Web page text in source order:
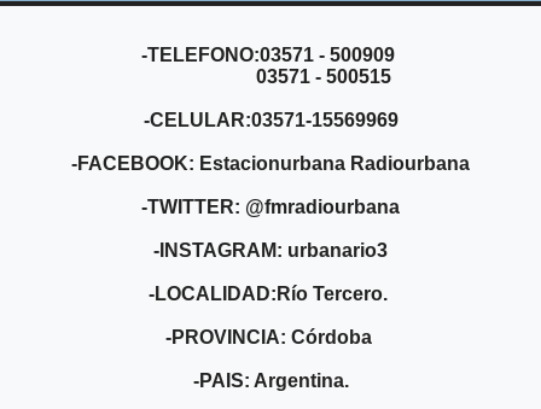
-TELEFONO:03571 - 500909
03571 - 500515
-CELULAR:03571-15569969
-FACEBOOK: Estacionurbana Radiourbana
-TWITTER: @fmradiourbana
-INSTAGRAM: urbanario3
-LOCALIDAD:Río Tercero.
-PROVINCIA: Córdoba
-PAIS: Argentina.